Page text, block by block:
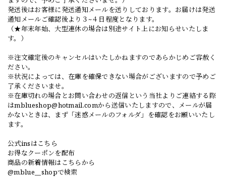
発送後はお客様に発送通知メールを送りしております。お届けは発送
通知メールご確認後より３~４日程度となります。
（★年末年始、大型連休の場合は別途サイト上にお知らせいたしま
す。）
※注文確定後のキャンセルはいたしかねますのであらかじめご容赦く
ださい。
※状況によっては、在庫を確保できない場合がございますので予めご
了承くださいませ。
※在庫切れの場合とお問い合わせの返信という当社よりご連絡する際
はmblueshop@hotmail.comから送信いたしますので、メールが届
かないときは、まず「迷惑メールのフォルダ」を確認をお願いいたし
ます。
公式insはこちら
お得なクーポンを配布
商品の新着情報はこちらから
@mblue__shopで検索